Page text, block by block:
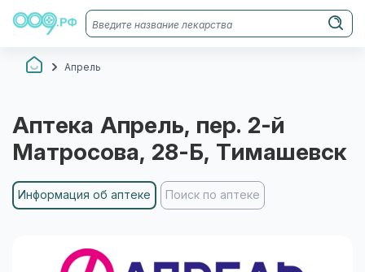
Апрель
Аптека Апрель, пер. 2-й
Матросова, 28-Б, Тимашевск
Информация об аптеке Поиск по аптеке